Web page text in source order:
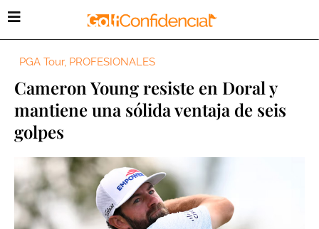
PGA Tour, PROFESIONALES
Cameron Young resiste en Doral y
mantiene una sólida ventaja de seis
golpes